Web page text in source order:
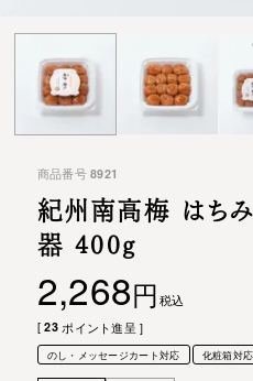
商品番号 8921
紀州南高梅 はち
器 400g
2,268
税込
[ 23 ポイント進呈 ]
のし・メッセージカート対応 化粧箱対応